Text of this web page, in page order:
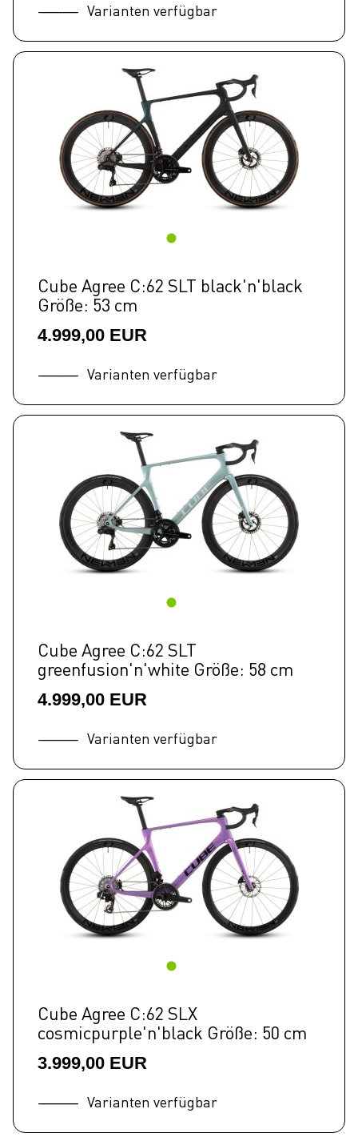
Varianten verfügbar
Cube Agree C:62 SLT black'n'black
Größe: 53 cm
4.999,00 EUR
Varianten verfügbar
Cube Agree C:62 SLT
greenfusion'n'white Größe: 58 cm
4.999,00 EUR
Varianten verfügbar
Cube Agree C:62 SLX
cosmicpurple'n'black Größe: 50 cm
3.999,00 EUR
Varianten verfügbar